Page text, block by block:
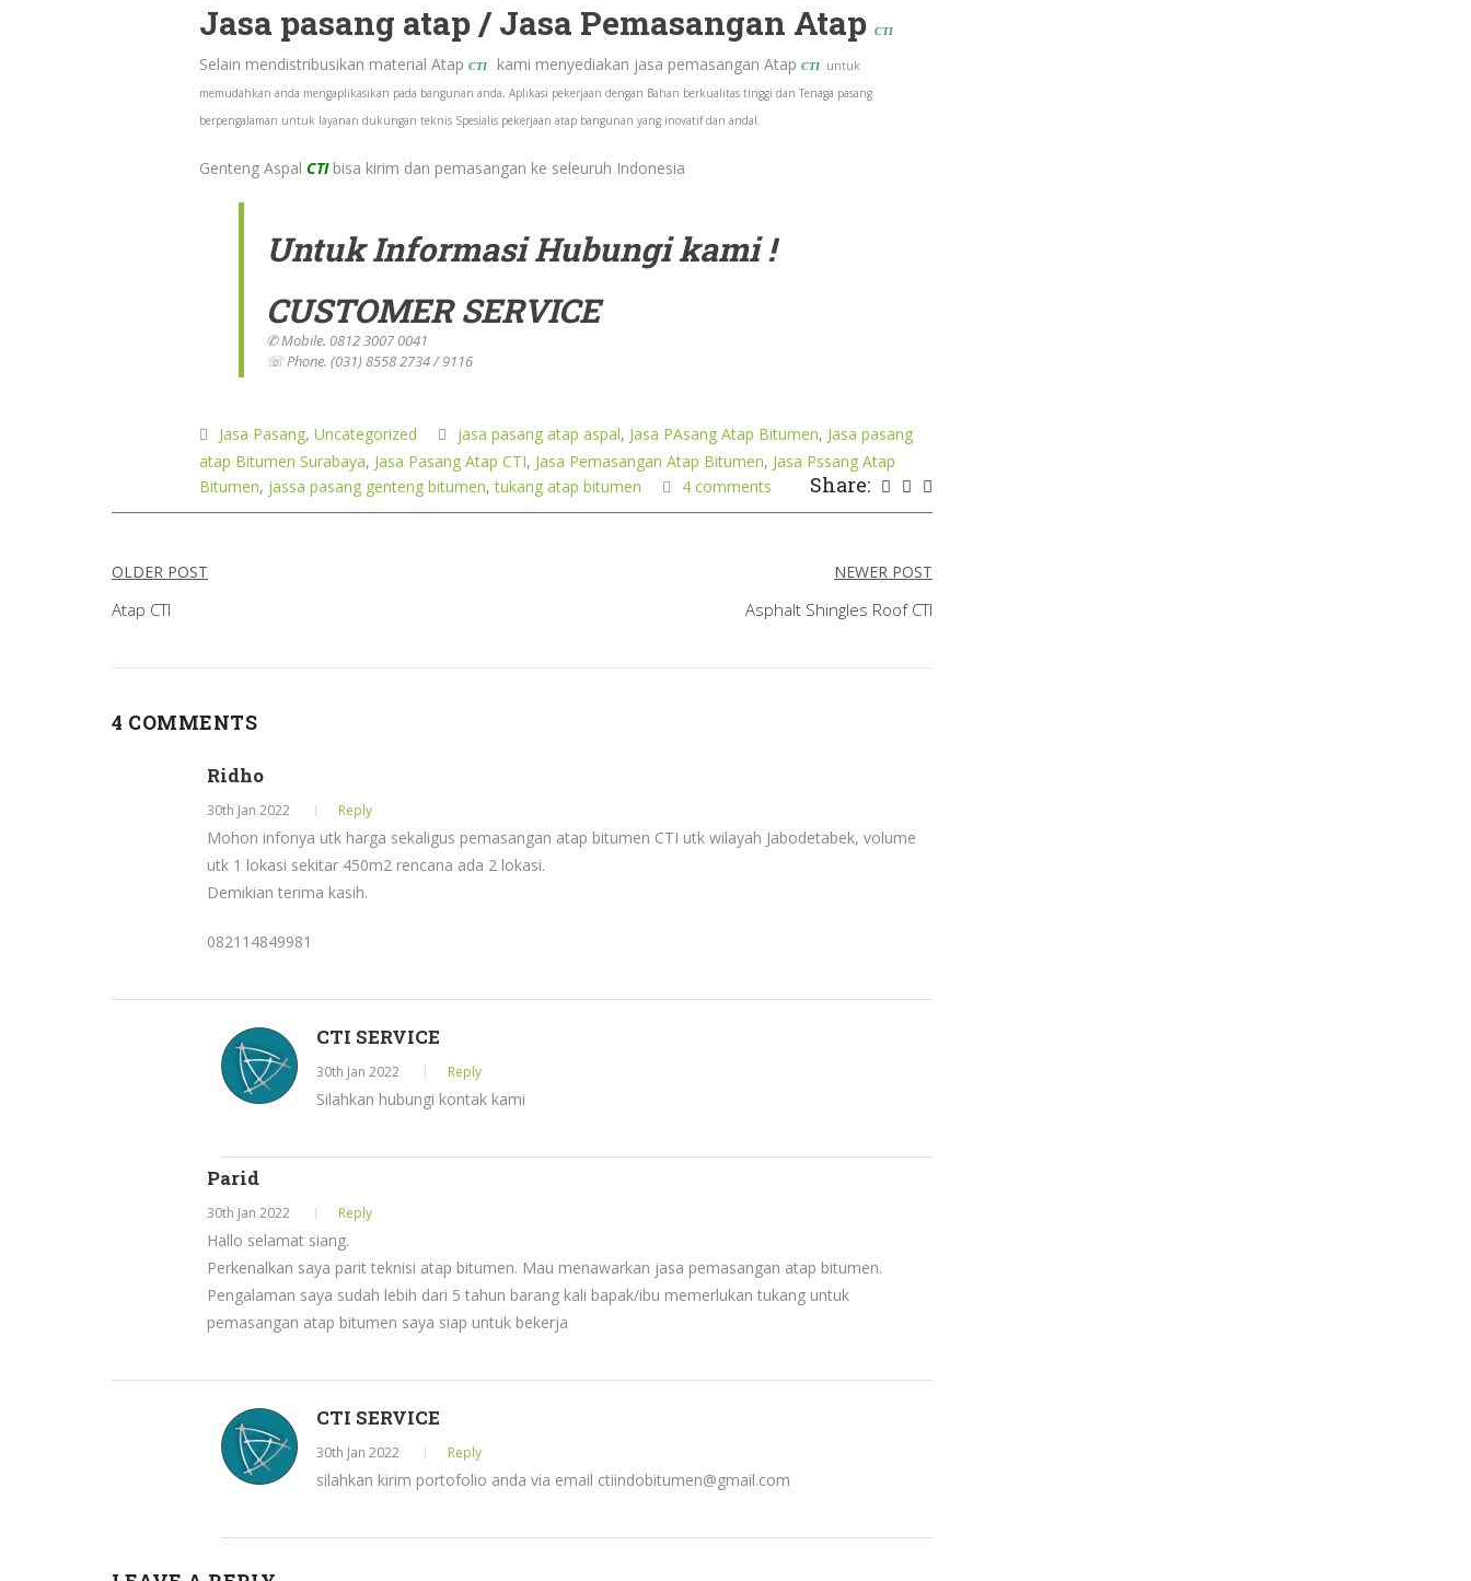
Jasa pasang atap / Jasa Pemasangan Atap CTI
Selain mendistribusikan material Atap CTI kami menyediakan jasa pemasangan Atap CTI
untuk
memudahkan anda mengaplikasikan pada bangunan anda, Aplikasi pekerjaan dengan Bahan berkualitas tinggi dan Tenaga pasang
berpengalaman untuk layanan dukungan teknis Spesialis pekerjaan atap bangunan yang inovatif dan andal.
Genteng Aspal CTI bisa kirim dan pemasangan ke seleuruh Indonesia
Untuk Informasi Hubungi kami !
CUSTOMER SERVICE
✆ Mobile. 0812 3007 0041
☏ Phone. (031) 8558 2734 / 9116
Jasa Pasang, Uncategorized jasa pasang atap aspal, Jasa PAsang Atap Bitumen, Jasa pasang
atap Bitumen Surabaya, Jasa Pasang Atap CTI, Jasa Pemasangan Atap Bitumen, Jasa Pssang Atap
Bitumen, jassa pasang genteng bitumen,tukang atap bitumen 4 comments Share:
Navigasi
pos
OLDER POST
Atap CTI
NEWER POST
Asphalt Shingles Roof CTI
4 COMMENTS
Ridho
30th Jan 2022 Reply
Mohon infonya utk harga sekaligus pemasangan atap bitumen CTI utk wilayah Jabodetabek, volume
utk 1 lokasi sekitar 450m2 rencana ada 2 lokasi.
Demikian terima kasih.
082114849981
CTI SERVICE
30th Jan 2022 Reply
Silahkan hubungi kontak kami
Parid
30th Jan 2022 Reply
Hallo selamat siang.
Perkenalkan saya parit teknisi atap bitumen. Mau menawarkan jasa pemasangan atap bitumen.
Pengalaman saya sudah lebih dari 5 tahun barang kali bapak/ibu memerlukan tukang untuk
pemasangan atap bitumen saya siap untuk bekerja
CTI SERVICE
30th Jan 2022 Reply
silahkan kirim portofolio anda via email ctiindobitumen@gmail.com